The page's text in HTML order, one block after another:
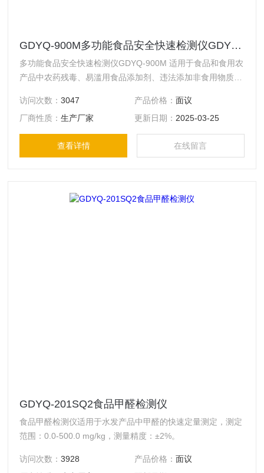
GDYQ-900M多功能食品安全快速检测仪GDYQ-900M
多功能食品安全快速检测仪GDYQ-900M 适用于食品和食用农
产品中农药残毒、易滥用食品添加剂、违法添加非食用物质、
检测。
访问次数：3047 产品价格： 面议
厂商性质：生产厂家 更新日期： 2025-03-25
查看详情 在线留言
GDYQ-201SQ2食品甲醛检测仪
食品甲醛检测仪适用于水发产品中甲醛的快速定量测定，测定
范围：0.0-500.0 mg/kg，测量精度：±2%。
访问次数：3928 产品价格： 面议